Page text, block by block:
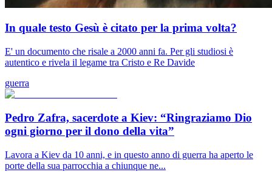
In quale testo Gesù è citato per la prima volta?
E' un documento che risale a 2000 anni fa. Per gli studiosi è
autentico e rivela il legame tra Cristo e Re Davide
guerra
Pedro Zafra, sacerdote a Kiev: “Ringraziamo Dio
ogni giorno per il dono della vita”
Lavora a Kiev da 10 anni, e in questo anno di guerra ha aperto le
porte della sua parrocchia a chiunque ne...